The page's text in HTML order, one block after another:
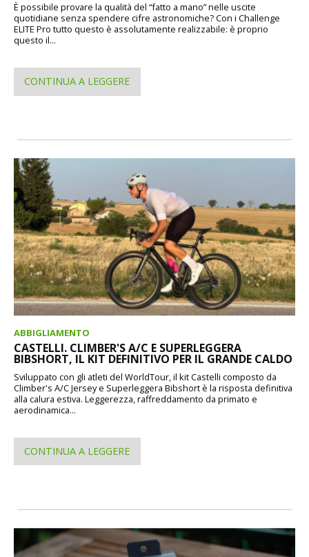
È possibile provare la qualità del “fatto a mano” nelle uscite
quotidiane senza spendere cifre astronomiche? Con i Challenge
ELITE Pro tutto questo è assolutamente realizzabile: è proprio
questo il...
CONTINUA A LEGGERE
ABBIGLIAMENTO
CASTELLI. CLIMBER'S A/C E SUPERLEGGERA
BIBSHORT, IL KIT DEFINITIVO PER IL GRANDE CALDO
Sviluppato con gli atleti del WorldTour, il kit Castelli composto da
Climber's A/C Jersey e Superleggera Bibshort è la risposta definitiva
alla calura estiva. Leggerezza, raffreddamento da primato e
aerodinamica...
CONTINUA A LEGGERE